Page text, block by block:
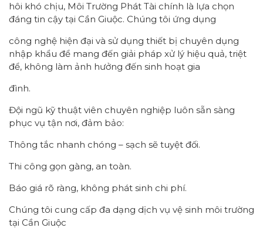
hôi khó chịu, Môi Trường Phát Tài chính là lựa chọn
đáng tin cậy tại Cần Giuộc. Chúng tôi ứng dụng
công nghệ hiện đại và sử dụng thiết bị chuyên dụng
nhập khẩu để mang đến giải pháp xử lý hiệu quả, triệt
để, không làm ảnh hưởng đến sinh hoạt gia
đình.
Đội ngũ kỹ thuật viên chuyên nghiệp luôn sẵn sàng
phục vụ tận nơi, đảm bảo:
Thông tắc nhanh chóng – sạch sẽ tuyệt đối.
Thi công gọn gàng, an toàn.
Báo giá rõ ràng, không phát sinh chi phí.
Chúng tôi cung cấp đa dạng dịch vụ vệ sinh môi trường
tại Cần Giuộc